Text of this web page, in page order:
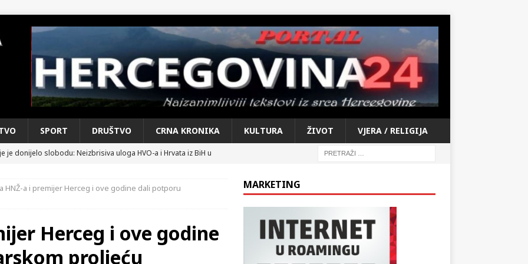
SPORT DRUŠTVO CRNA KRONIKA KULTURA ŽIVOT VJERA / RELIGIJA
je donijelo slobodu: Neizbrisiva uloga HVO-a i Hrvata iz BiH u
Večer u kojoj Knin, iseljena i domovinska Hrvatska dišu
iz sažetka dnevnih događaja za protekli vikend
CRNA
HNŽ-a i premijer Herceg i ove godine dali potporu
Herceg i ove godine
proljeću
MARKETING